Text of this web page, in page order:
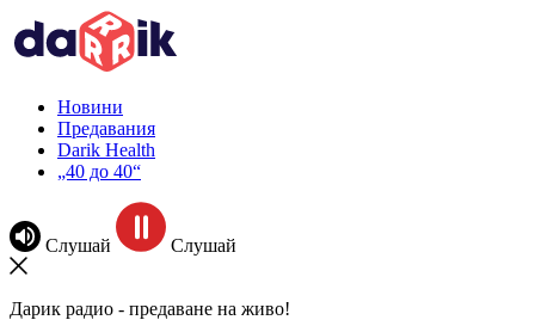
Новини
Предавания
Darik Health
„40 до 40“
Слушай Слушай
Дарик радио - предаване на живо!